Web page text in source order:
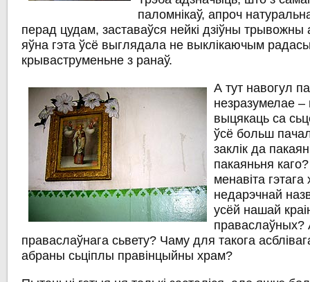
паломнікаў, апроч
перад цудам, заставаўся нейкі дзіўнытрывожны
яўна гэта ўсё выглядала не выклікаючым
крываструменьне з ранаў.
А тут навогул
незразумелае –
выцякаць са
ўсё больш
заклік да
пакаяньня каго?
менавіта
недарэчнай
усёй нашай
праваслаўных?
праваслаўнага сьвету? Чаму для такога
абраны сьціплы правінцыйны храм?